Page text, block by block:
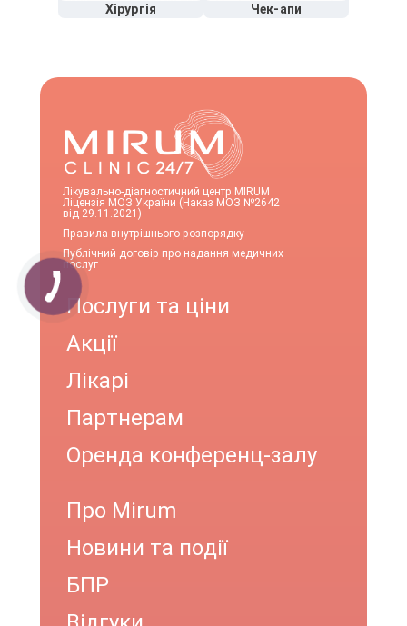
Хірургія Чек-апи
Лікувально-діагностичний центр MIRUM
Ліцензія МОЗ України (Наказ МОЗ №2642
від 29.11.2021)
Правила внутрішнього розпорядку
Публічний договір про надання медичних
послуг
Послуги та ціни
Акції
Лікарі
Партнерам
Оренда конференц-залу
Про Mirum
Новини та події
БПР